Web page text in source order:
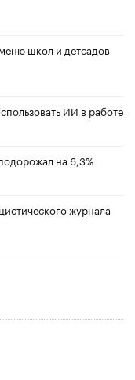
школ и детсадов
ИИ в работе
на 6,3%
журнала